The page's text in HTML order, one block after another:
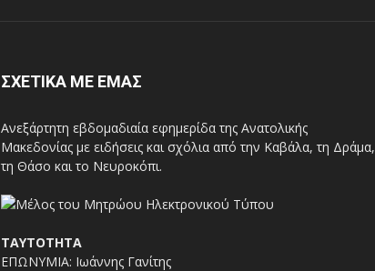
ΣΧΕΤΙΚΑ ΜΕ ΕΜΑΣ
Ανεξάρτητη εβδομαδιαία εφημερίδα της Ανατολικής
Μακεδονίας με ειδήσεις και σχόλια από την Καβάλα, τη Δράμα,
τη Θάσο και το Νευροκόπι.
ΤΑΥΤΟΤΗΤΑ
ΕΠΩΝΥΜΙΑ: Ιωάννης Γανίτης